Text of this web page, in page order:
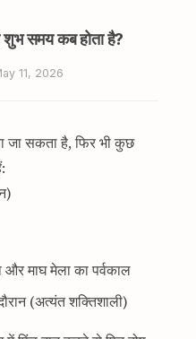
शुभ समय कब होता है?
11, 2026
जा सकता है, फिर भी कुछ
और माघ मेला का पर्वकाल
(अत्यंत शक्तिशाली)